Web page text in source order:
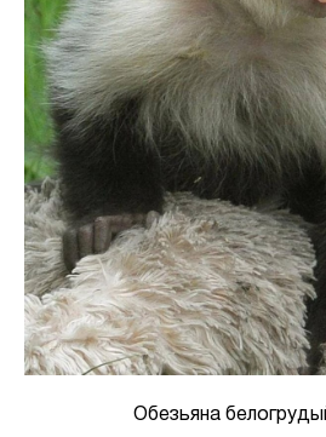
Обезьяна